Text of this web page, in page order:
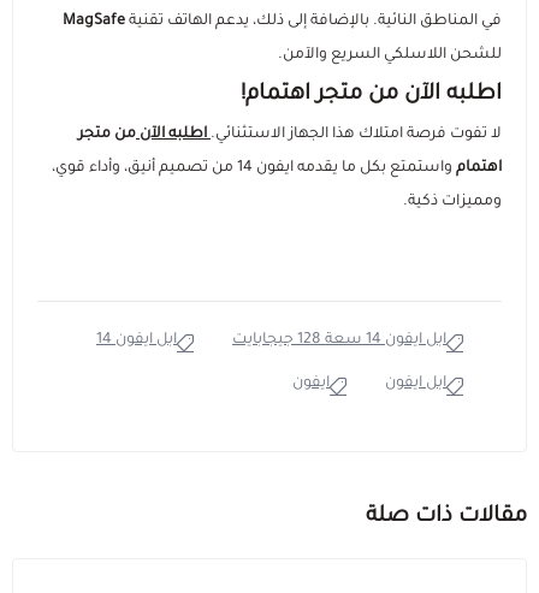
في المناطق النائية. بالإضافة إلى ذلك، يدعم الهاتف تقنيةMagSafe
للشحن اللاسلكي السريع والآمن.
اطلبه الآن من متجر اهتمام!
لا تفوت فرصة امتلاك هذا الجهاز الاستثنائي. اطلبه الآنمن متجر
اهتمام
واستمتع بكل ما يقدمه ايفون 14 من تصميم أنيق، وأداء قوي،
ومميزات ذكية.
ابل ايفون 14 سعة 128 جيجابايت ابل ايفون 14
ابل ايفون ايفون
مقالات ذات صلة